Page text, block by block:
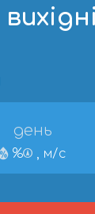
день
% , м/с